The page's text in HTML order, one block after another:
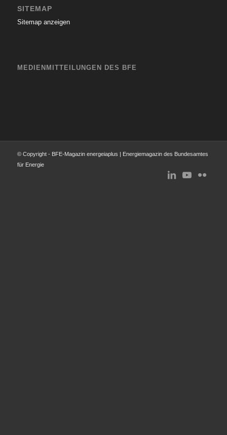
SITEMAP
Sitemap anzeigen
MEDIENMITTEILUNGEN DES BFE
© Copyright - BFE-Magazin energeiaplus | Energiemagazin des Bundesamtes
für Energie